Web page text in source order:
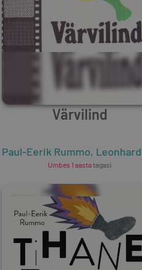
Värvilind
Paul-Eerik Rummo, Leonhard Lapin
Umbes 1 aastatagasi